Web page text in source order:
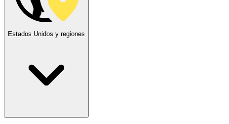
Estados Unidos y regiones